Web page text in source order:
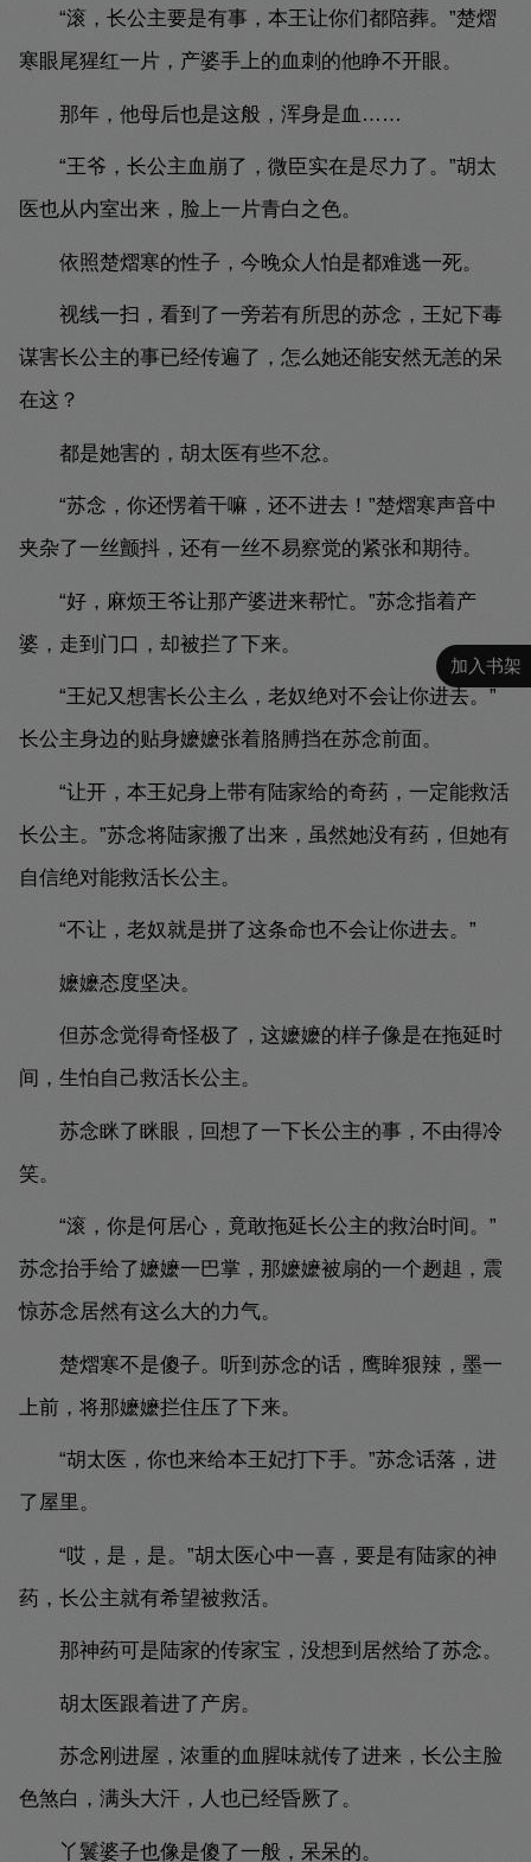
加入书架
“滚，长公主要是有事，本王让你们都陪葬。”楚熠
寒眼尾猩红一片，产婆手上的血刺的他睁不开眼。
那年，他母后也是这般，浑身是血……
“王爷，长公主血崩了，微臣实在是尽力了。”胡太
医也从内室出来，脸上一片青白之色。
依照楚熠寒的性子，今晚众人怕是都难逃一死。
视线一扫，看到了一旁若有所思的苏念，王妃下毒
谋害长公主的事已经传遍了，怎么她还能安然无恙的呆
在这？
都是她害的，胡太医有些不忿。
“苏念，你还愣着干嘛，还不进去！”楚熠寒声音中
夹杂了一丝颤抖，还有一丝不易察觉的紧张和期待。
“好，麻烦王爷让那产婆进来帮忙。”苏念指着产
婆，走到门口，却被拦了下来。
“王妃又想害长公主么，老奴绝对不会让你进去。”
长公主身边的贴身嬷嬷张着胳膊挡在苏念前面。
“让开，本王妃身上带有陆家给的奇药，一定能救活
长公主。”苏念将陆家搬了出来，虽然她没有药，但她有
自信绝对能救活长公主。
“不让，老奴就是拼了这条命也不会让你进去。”
嬷嬷态度坚决。
但苏念觉得奇怪极了，这嬷嬷的样子像是在拖延时
间，生怕自己救活长公主。
苏念眯了眯眼，回想了一下长公主的事，不由得冷
笑。
“滚，你是何居心，竟敢拖延长公主的救治时间。”
苏念抬手给了嬷嬷一巴掌，那嬷嬷被扇的一个趔趄，震
惊苏念居然有这么大的力气。
楚熠寒不是傻子。听到苏念的话，鹰眸狠辣，墨一
上前，将那嬷嬷拦住压了下来。
“胡太医，你也来给本王妃打下手。”苏念话落，进
了屋里。
“哎，是，是。”胡太医心中一喜，要是有陆家的神
药，长公主就有希望被救活。
那神药可是陆家的传家宝，没想到居然给了苏念。
胡太医跟着进了产房。
苏念刚进屋，浓重的血腥味就传了进来，长公主脸
色煞白，满头大汗，人也已经昏厥了。
丫鬟婆子也像是傻了一般，呆呆的。